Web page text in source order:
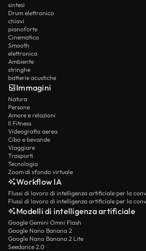
sintesi
Drum elettronico
chiavi
pianoforte
Cinematica
Smooth
elettronica
Ambiente
stringhe
batterie acustiche
Immagini
Natura
Persone
Amore e relazioni
Il Fitness
Videografia aerea
Cibo e bevande
Viaggiare
Trasporti
Tecnologia
Zoom di sfondo virtuale
Workflow IA
Flussi di lavoro di intelligenza artificiale per la
Modelli di intelligenza artificiale
Google Gemini Omni Flash
Google Nano Banana 2
Google Nano Banana 2 Lite
Seedance 2.0